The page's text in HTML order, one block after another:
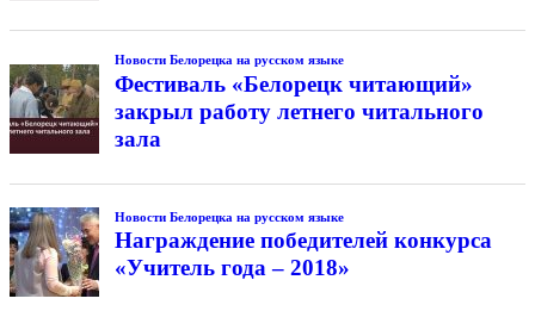
Новости Белорецка на русском языке
Фестиваль «Белорецк читающий»
закрыл работу летнего читального
зала
Новости Белорецка на русском языке
Награждение победителей конкурса
«Учитель года – 2018»